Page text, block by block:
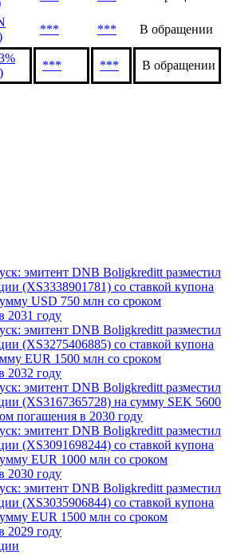
*** *** В обращении
*** *** В обращении
эмитент DNB Boligkreditt разместил
(XS3338901781) со ставкой купона
USD 750 млн со сроком
2031 году
эмитент DNB Boligkreditt разместил
(XS3275406885) со ставкой купона
EUR 1500 млн со сроком
2032 году
эмитент DNB Boligkreditt разместил
(XS3167365728) на сумму SEK 5600
погашения в 2030 году
эмитент DNB Boligkreditt разместил
(XS3091698244) со ставкой купона
EUR 1000 млн со сроком
2030 году
эмитент DNB Boligkreditt разместил
(XS3035906844) со ставкой купона
EUR 1500 млн со сроком
2029 году